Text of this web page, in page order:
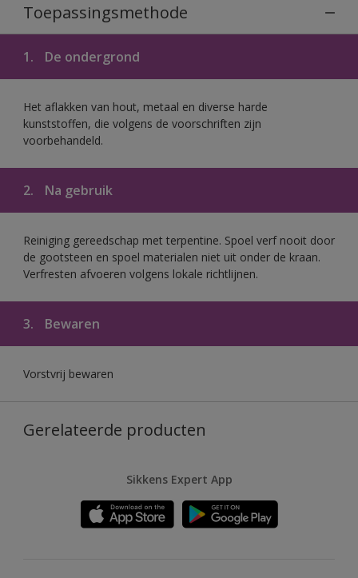
Toepassingsmethode
1. De ondergrond
Het aflakken van hout, metaal en diverse harde
kunststoffen, die volgens de voorschriften zijn
voorbehandeld.
2. Na gebruik
Reiniging gereedschap met terpentine. Spoel verf nooit door
de gootsteen en spoel materialen niet uit onder de kraan.
Verfresten afvoeren volgens lokale richtlijnen.
3. Bewaren
Vorstvrij bewaren
Gerelateerde producten
Sikkens Expert App